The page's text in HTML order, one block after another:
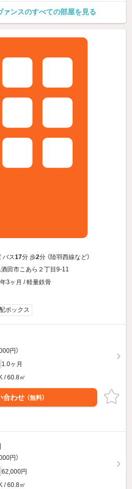
ァンスのすべての部屋を見る
バス17分 歩2分 （陸羽西線など）
田市こあら２丁目9-11
3ヶ月 / 軽量鉄骨
ボックス
円）
1.0ヶ月
/ 60.8㎡
合わせ （無料）
円）
62,000円
/ 60.8㎡